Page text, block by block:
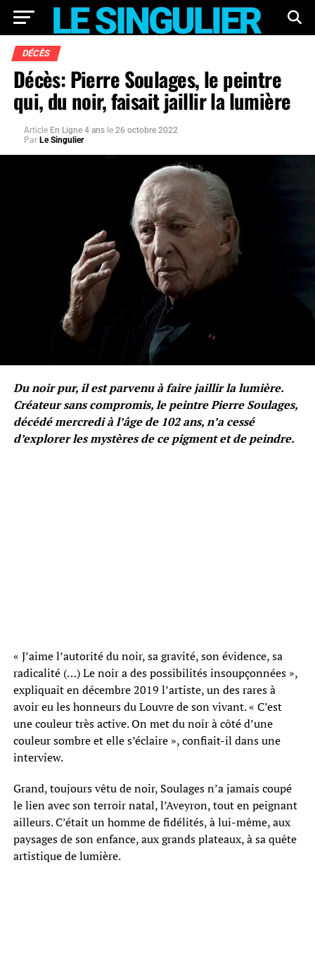
DÉCÈS
Décès: Pierre Soulages, le peintre
qui, du noir, faisait jaillir la lumière
Article En Ligne 4 ans le 26 octobre 2022
Par Le Singulier
Du noir pur, il est parvenu à faire jaillir la lumière.
Créateur sans compromis, le peintre Pierre Soulages,
décédé mercredi à l’âge de 102 ans, n’a cessé
d’explorer les mystères de ce pigment et de peindre.
« J’aime l’autorité du noir, sa gravité, son évidence, sa
radicalité (…) Le noir a des possibilités insoupçonnées »,
expliquait en décembre 2019 l’artiste, un des rares à
avoir eu les honneurs du Louvre de son vivant. « C’est
une couleur très active. On met du noir à côté d’une
couleur sombre et elle s’éclaire », confiait-il dans une
interview.
Grand, toujours vêtu de noir, Soulages n’a jamais coupé
le lien avec son terroir natal, l’Aveyron, tout en peignant
ailleurs. C’était un homme de fidélités, à lui-même, aux
paysages de son enfance, aux grands plateaux, à sa quête
artistique de lumière.